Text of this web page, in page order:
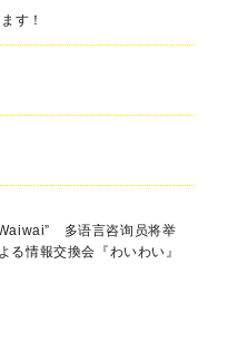
す！
多语言咨询员将举
る情報交換会『わいわい』